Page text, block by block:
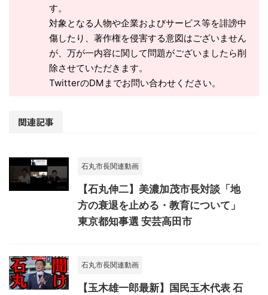
す。
対象となる人物や企業およびサービス等を誹謗中
傷したり、著作権を侵害する意図はございません
が、万が一内容に関して問題がございましたら削
除させていただきます。
TwitterのDMまでお問い合わせください。
関連記事
石丸市長関連動画
【石丸伸二】美濃加茂市長対談「地
方の衰退を止める・教育について」
東京都知事選 安芸高田市
石丸市長関連動画
【玉木雄一郎最新】国民玉木代表 石